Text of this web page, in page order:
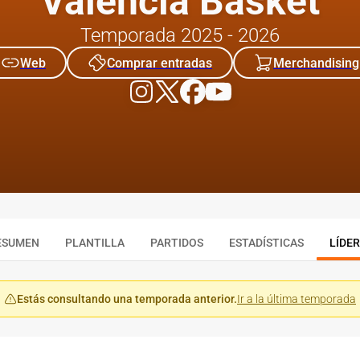
Temporada 2025 - 2026
Web Comprar entradas Merchandising
PLANTILLA PARTIDOS ESTADÍSTICAS
Estás consultando una temporada anterior.Ir a la última temporada